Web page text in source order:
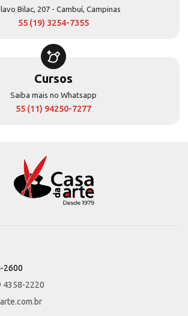
Bilac, 207 - Cambuí, Campinas
55 (19) 3254-7355
Cursos
Saiba mais no Whatsapp
55 (11) 94250-7277
2600
4358-2220